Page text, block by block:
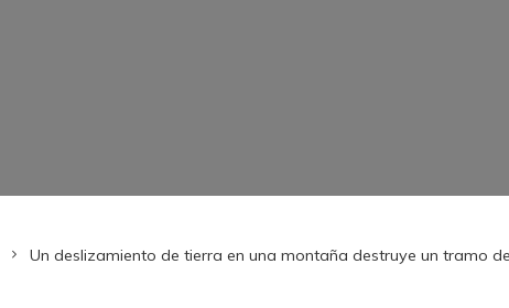
Un deslizamiento de tierra en una montaña destruye un tramo